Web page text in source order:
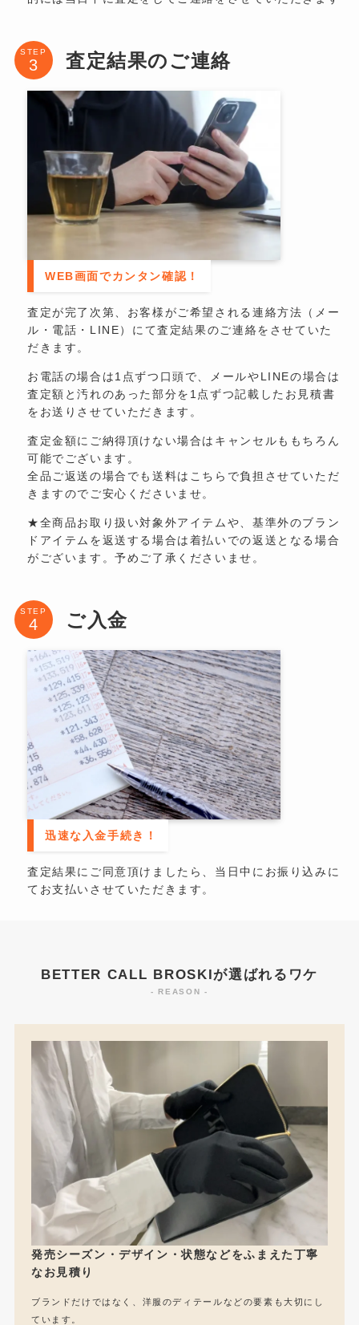
STEP 査定結果のご連絡
WEB画面でカンタン確認！
査定が完了次第、お客様がご希望される連絡方法（メー
ル・電話・LINE）にて査定結果のご連絡をさせていた
だきます。
お電話の場合は1点ずつ口頭で、メールやLINEの場合は
査定額と汚れのあった部分を1点ずつ記載したお見積書
をお送りさせていただきます。
査定金額にご納得頂けない場合はキャンセルももちろん
可能でございます。
全品ご返送の場合でも送料はこちらで負担させていただ
きますのでご安心くださいませ。
★全商品お取り扱い対象外アイテムや、基準外のブラン
ドアイテムを返送する場合は着払いでの返送となる場合
がございます。予めご了承くださいませ。
STEP ご入金
迅速な入金手続き！
査定結果にご同意頂けましたら、当日中にお振り込みに
てお支払いさせていただきます。
BETTER CALL BROSKIが選ばれるワケ
- REASON -
発売シーズン・デザイン・状態などをふまえた丁寧
なお見積り
ブランドだけではなく、洋服のディテールなどの要素も大切にし
ています。